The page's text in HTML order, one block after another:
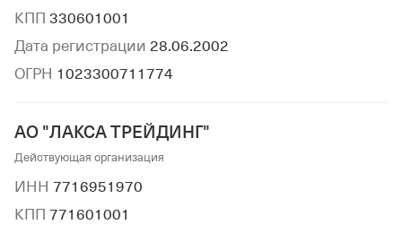
КПП 330601001
Дата регистрации 28.06.2002
ОГРН 1023300711774
АО "ЛАКСА ТРЕЙДИНГ"
Действующая организация
ИНН 7716951970
КПП 771601001